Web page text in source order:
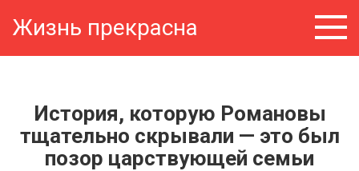
Жизнь прекрасна
История, которую Романовы
тщательно скрывали — это был
позор царствующей семьи